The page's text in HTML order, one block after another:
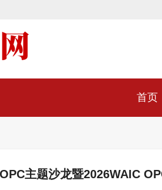
首页
主题沙龙暨2026WAIC